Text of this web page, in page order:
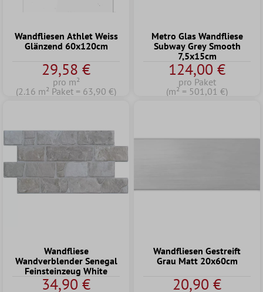
Wandfliesen Athlet Weiss
Glänzend 60x120cm
29,58 €
pro m²
(2.16 m² Paket = 63,90 €)
Metro Glas Wandfliese
Subway Grey Smooth
7,5x15cm
124,00 €
pro Paket
(m² = 501,01 €)
Wandfliese
Wandverblender Senegal
Feinsteinzeug White
34,90 €
Wandfliesen Gestreift
Grau Matt 20x60cm
20,90 €